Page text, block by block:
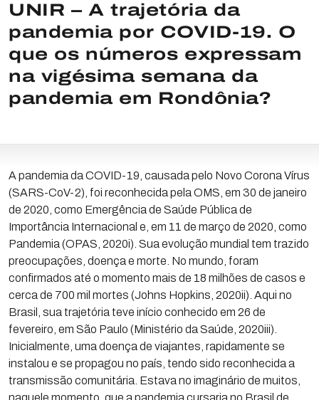
UNIR – A trajetória da
pandemia por COVID-19. O
que os números expressam
na vigésima semana da
pandemia em Rondônia?
A pandemia da COVID-19, causada pelo Novo Corona Vírus
(SARS-CoV-2), foi reconhecida pela OMS, em 30 de janeiro
de 2020, como Emergência de Saúde Pública de
Importância Internacional e, em 11 de março de 2020, como
Pandemia (OPAS, 2020i). Sua evolução mundial tem trazido
preocupações, doença e morte. No mundo, foram
confirmados até o momento mais de 18 milhões de casos e
cerca de 700 mil mortes (Johns Hopkins, 2020ii). Aqui no
Brasil, sua trajetória teve início conhecido em 26 de
fevereiro, em São Paulo (Ministério da Saúde, 2020iii).
Inicialmente, uma doença de viajantes, rapidamente se
instalou e se propagou no país, tendo sido reconhecida a
transmissão comunitária. Estava no imaginário de muitos,
naquele momento, que a pandemia cursaria no Brasil de